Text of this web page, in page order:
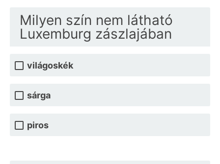
Milyen szín nem látható
Luxemburg zászlajában
világoskék
sárga
piros